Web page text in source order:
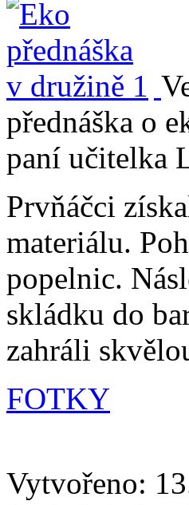
přednáška o
paní učitelka
Prvňáčci
materiálu.
popelnic.
skládku do
zahráli
FOTKY
Vytvořeno: